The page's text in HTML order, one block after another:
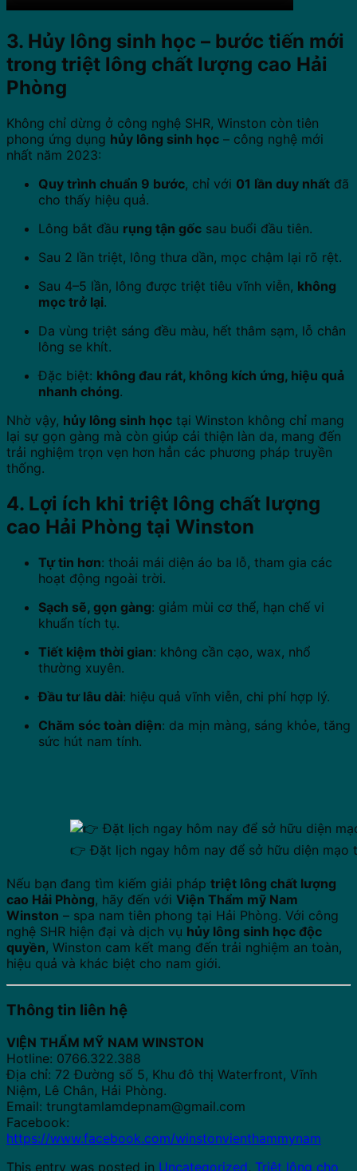
3. Hủy lông sinh học – bước tiến mới
trong triệt lông chất lượng cao Hải
Phòng
Không chỉ dừng ở công nghệ SHR, Winston còn tiên
phong ứng dụng hủy lông sinh học – công nghệ mới
nhất năm 2023:
Quy trình chuẩn 9 bước, chỉ với 01 lần duy nhất đã
cho thấy hiệu quả.
Lông bắt đầu rụng tận gốc sau buổi đầu tiên.
Sau 2 lần triệt, lông thưa dần, mọc chậm lại rõ rệt.
Sau 4–5 lần, lông được triệt tiêu vĩnh viễn, không
mọc trở lại.
Da vùng triệt sáng đều màu, hết thâm sạm, lỗ chân
lông se khít.
Đặc biệt: không đau rát, không kích ứng, hiệu quả
nhanh chóng.
Nhờ vậy, hủy lông sinh học tại Winston không chỉ mang
lại sự gọn gàng mà còn giúp cải thiện làn da, mang đến
trải nghiệm trọn vẹn hơn hẳn các phương pháp truyền
thống.
4. Lợi ích khi triệt lông chất lượng
cao Hải Phòng tại Winston
Tự tin hơn: thoải mái diện áo ba lỗ, tham gia các
hoạt động ngoài trời.
Sạch sẽ, gọn gàng: giảm mùi cơ thể, hạn chế vi
khuẩn tích tụ.
Tiết kiệm thời gian: không cần cạo, wax, nhổ
thường xuyên.
Đầu tư lâu dài: hiệu quả vĩnh viễn, chi phí hợp lý.
Chăm sóc toàn diện: da mịn màng, sáng khỏe, tăng
sức hút nam tính.
👉 Đặt lịch ngay hôm nay để sở hữu diện mạo
Nếu bạn đang tìm kiếm giải pháp triệt lông chất lượng
cao Hải Phòng, hãy đến với Viện Thẩm mỹ Nam
Winston – spa nam tiên phong tại Hải Phòng. Với công
nghệ SHR hiện đại và dịch vụ hủy lông sinh học độc
quyền, Winston cam kết mang đến trải nghiệm an toàn,
hiệu quả và khác biệt cho nam giới.
Thông tin liên hệ
VIỆN THẨM MỸ NAM WINSTON
Hotline: 0766.322.388
Địa chỉ: 72 Đường số 5, Khu đô thị Waterfront, Vĩnh
Niệm, Lê Chân, Hải Phòng.
Email: trungtamlamdepnam@gmail.com
Facebook:
https://www.facebook.com/winstonvienthammynam
This entry was posted in Uncategorized, Triệt lông cho